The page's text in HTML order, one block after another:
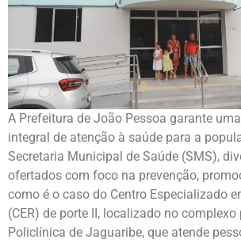
A Prefeitura de João Pessoa garante
integral de atenção à saúde para a
Secretaria Municipal de Saúde (SMS),
ofertados com foco na prevenção,
como é o caso do Centro Especializado
(CER) de porte II, localizado no complexo
Policlínica de Jaguaribe, que atende